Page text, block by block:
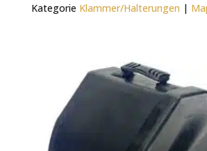
Kategorie Klammer/Halterungen |